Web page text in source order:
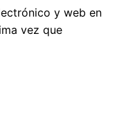
y web en
vez que